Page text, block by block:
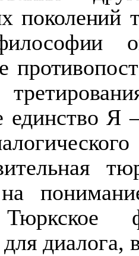
поколений
единство